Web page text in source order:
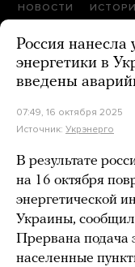
НОВОСТИ
Россия нанесла
энергетики в
введены
07:49, 16 октября 2025
Источник: Укрэнерго
В результате
на 16 октября
энергетической
Украины,
Прервана подача
населенные